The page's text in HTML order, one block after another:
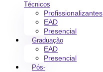
Técnicos
Profissionalizantes
EAD
Presencial
Graduação
EAD
Presencial
Pós-